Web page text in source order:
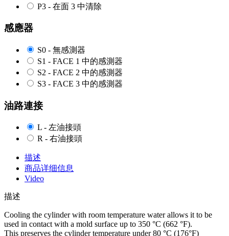
P3 - 在面 3 中清除
感應器
S0 - 無感測器
S1 - FACE 1 中的感測器
S2 - FACE 2 中的感測器
S3 - FACE 3 中的感測器
油路連接
L - 左油接頭
R - 右油接頭
描述
商品详细信息
Video
描述
Cooling the cylinder with room temperature water allows it to be
used in contact with a mold surface up to 350 °C (662 °F).
This preserves the cylinder temperature under 80 °C (176°F)